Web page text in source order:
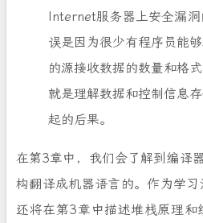
Internet服务器上安全漏
误是因为很少有程序员能
的源接收数据的数量和格
就是理解数据和控制信息
起的后果。
在第3章中，我们会了解到编译
构翻译成机器语言的。作为学
还将在第3章中描述堆栈原理和